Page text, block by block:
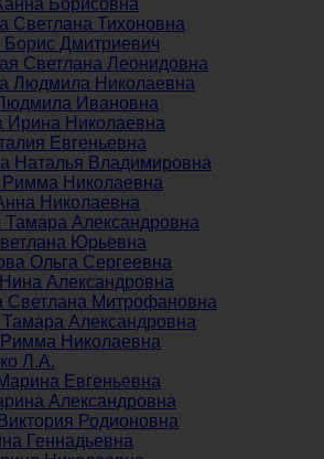
Борисовна
Светлана Тихоновна
Борис Дмитриевич
Светлана Леонидовна
Людмила Николаевна
Ивановна
Ирина Николаевна
Евгеньевна
Наталья Владимировна
Николаевна
Николаевна
Тамара Александровна
Юрьевна
Ольга Сергеевна
Александровна
Светлана Митрофановна
Александровна
Николаевна
Л.А.
Евгеньевна
Александровна
Родионовна
Геннадьевна